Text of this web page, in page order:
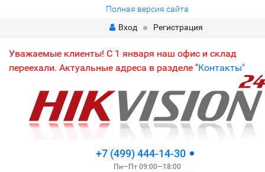
Полная версия сайта
Вход
Регистрация
Уважаемые клиенты! С 1 января наш офис и склад
переехали. Актуальные адреса в разделе "Контакты"
+7 (499) 444-14-30
Пн—Пт 09:00—18:00